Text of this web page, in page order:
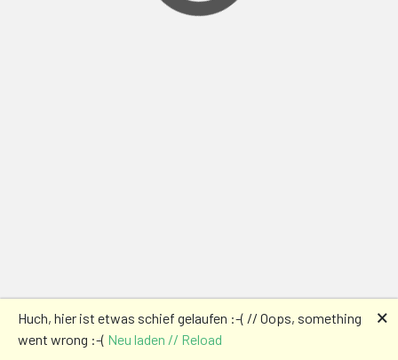
Huch, hier ist etwas schief gelaufen :-( // Oops, something
went wrong :-( Neu laden // Reload
🗙